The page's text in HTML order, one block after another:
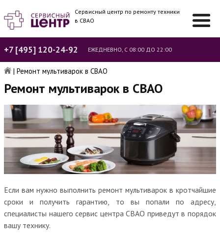
Сервисный центр по ремонту техники
в СВАО
+7 [495] 120-24-92 ЕЖЕДНЕВНО, С 08:00 ДО 22:00
| Ремонт мультиварок в СВАО
Ремонт мультиварок в СВАО
Если вам нужно выполнить ремонт мультиварок в кротчайшие
сроки и получить гарантию, то вы попали по адресу,
специалисты нашего сервис центра СВАО приведут в порядок
вашу технику.